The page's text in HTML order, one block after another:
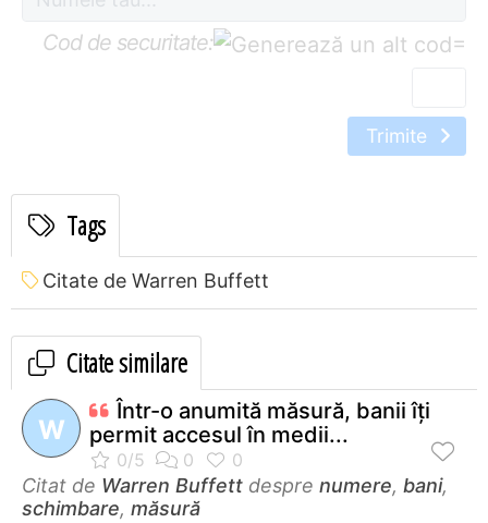
Cod de securitate: =
Trimite
Tags
Citate de Warren Buffett
Citate similare
W
Într-o anumită măsură, banii îţi
permit accesul în medii...
Citat de Warren Buffett despre numere, bani,
schimbare, măsură